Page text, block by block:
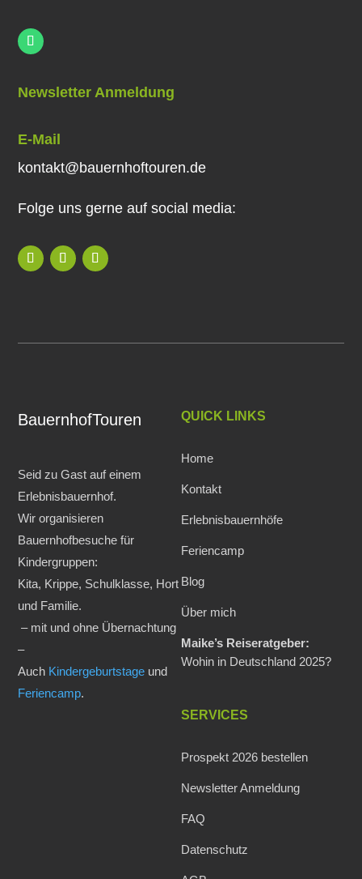
Newsletter Anmeldung
E-Mail
kontakt@bauernhoftouren.de
Folge uns gerne auf social media:
BauernhofTouren
Seid zu Gast auf einem
Erlebnisbauernhof.
Wir organisieren
Bauernhofbesuche für
Kindergruppen:
Kita, Krippe, Schulklasse, Hort
und Familie.
– mit und ohne Übernachtung
–
Auch Kindergeburtstage und
Feriencamp.
QUICK LINKS
Home
Kontakt
Erlebnisbauernhöfe
Feriencamp
Blog
Über mich
Maike’s Reiseratgeber:
Wohin in Deutschland 2025?
SERVICES
Prospekt 2026 bestellen
Newsletter Anmeldung
FAQ
Datenschutz